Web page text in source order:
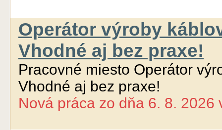
Operátor výroby
Vhodné aj bez praxe!
Pracovné miesto Operátor
Vhodné aj bez praxe!
Nová práca zo dňa 6. 8. 2026